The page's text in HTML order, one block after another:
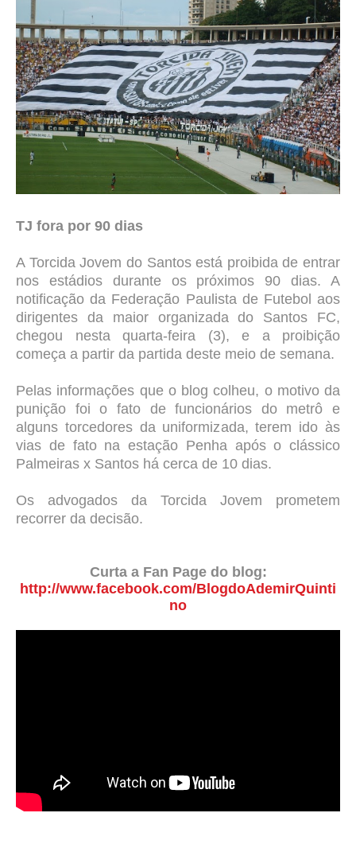
TJ fora por 90 dias
A Torcida Jovem do Santos está proibida de entrar
nos estádios durante os próximos 90 dias. A
notificação da Federação Paulista de Futebol aos
dirigentes da maior organizada do Santos FC,
chegou nesta quarta-feira (3), e a proibição
começa a partir da partida deste meio de semana.
Pelas informações que o blog colheu, o motivo da
punição foi o fato de funcionários do metrô e
alguns torcedores da uniformizada, terem ido às
vias de fato na estação Penha após o clássico
Palmeiras x Santos há cerca de 10 dias.
Os advogados da Torcida Jovem prometem
recorrer da decisão.
Curta a Fan Page do blog:
http://www.facebook.com/BlogdoAdemirQuinti
no